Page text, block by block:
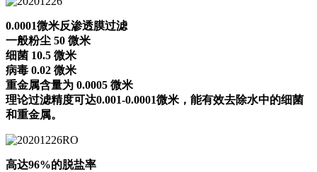
0.0001微米反渗透膜过滤
一般粉尘 50 微米
细菌 10.5 微米
病毒 0.02 微米
重金属含量为 0.0005 微米
理论过滤精度可达0.001-0.0001微米，能有效去除水中的细菌
和重金属。
高达96%的脱盐率